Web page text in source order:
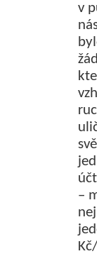
v
–